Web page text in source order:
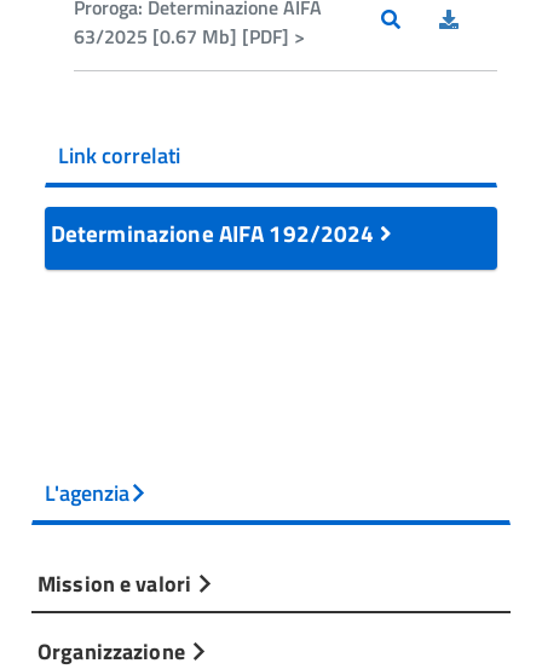
Proroga: Determinazione AIFA
63/2025 [0.67 Mb] [PDF] >
Link correlati
Determinazione AIFA 192/2024
L'agenzia
Mission e valori
Organizzazione